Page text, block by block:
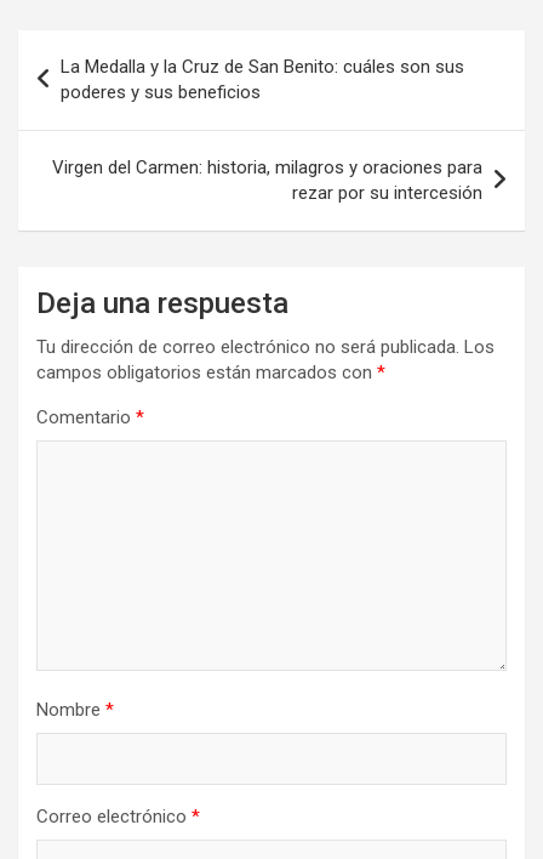
de
entradas
La Medalla y la Cruz de San Benito: cuáles son sus
poderes y sus beneficios
Virgen del Carmen: historia, milagros y oraciones para
rezar por su intercesión
Deja una respuesta
Tu dirección de correo electrónico no será publicada. Los
campos obligatorios están marcados con *
Comentario *
Nombre *
Correo electrónico *